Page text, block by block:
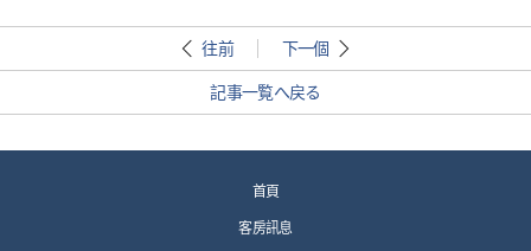
往前 下一個
記事一覧へ戻る
首頁
客房訊息